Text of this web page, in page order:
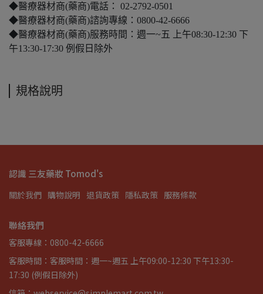
◆醫療器材商(藥商)電話： 02-2792-0501
◆醫療器材商(藥商)諮詢專線：0800-42-6666
◆醫療器材商(藥商)服務時間：週一~五 上午08:30-12:30 下
午13:30-17:30 例假日除外
規格說明
認識 三友藥妝 Tomod's
關於我們 購物說明 退貨政策 隱私政策 服務條款
聯絡我們
客服專線：0800-42-6666
客服時間：客服時間：週一~週五 上午09:00-12:30 下午13:30-
17:30 (例假日除外)